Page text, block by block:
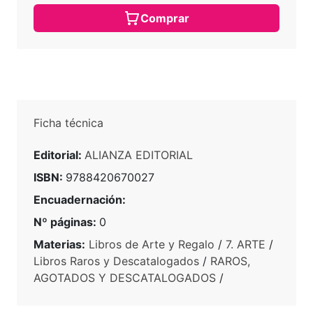
Comprar
Ficha técnica
Editorial: ALIANZA EDITORIAL
ISBN: 9788420670027
Encuadernación:
Nº páginas: 0
Materias: Libros de Arte y Regalo / 7. ARTE /
Libros Raros y Descatalogados / RAROS,
AGOTADOS Y DESCATALOGADOS /